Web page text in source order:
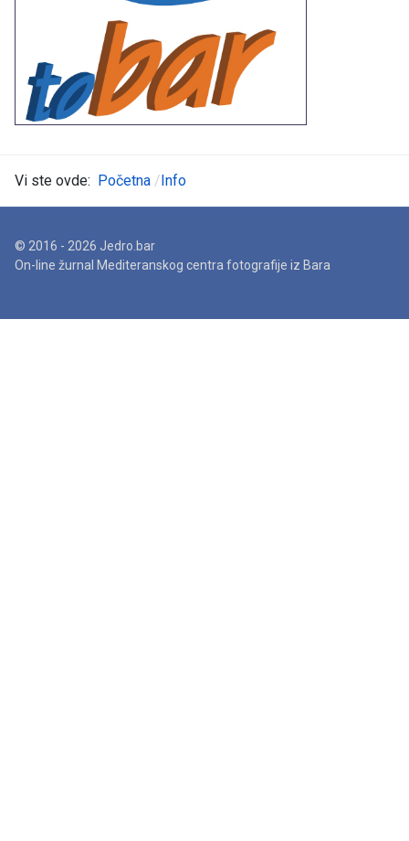
Vi ste ovde: Početna Info
© 2016 - 2026 Jedro.bar
On-line žurnal Mediteranskog centra fotografije iz Bara